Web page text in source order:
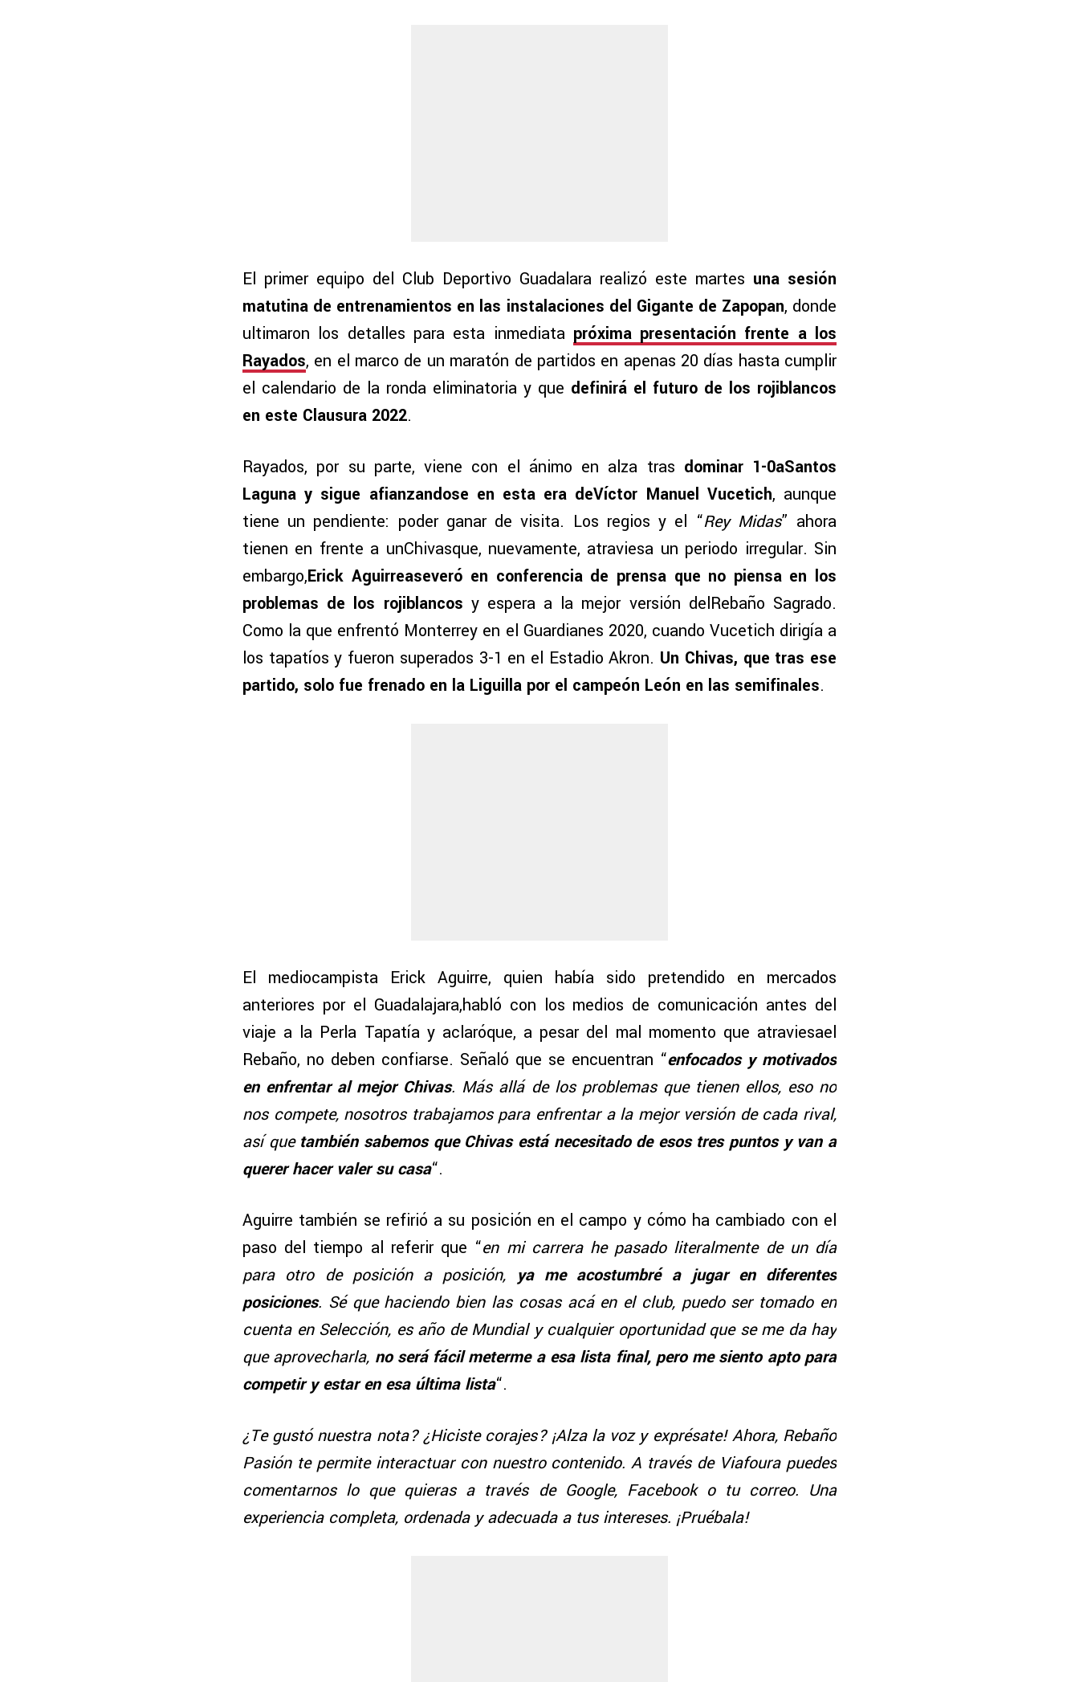
El primer equipo del Club Deportivo Guadalara realizó este martes una sesión
matutina de entrenamientos en las instalaciones del Gigante de Zapopan, donde
ultimaron los detalles para esta inmediata próxima presentación frente a los
Rayados, en el marco de un maratón de partidos en apenas 20 días hasta cumplir
el calendario de la ronda eliminatoria y que definirá el futuro de los rojiblancos
en este Clausura 2022.
Rayados, por su parte, viene con el ánimo en alza tras dominar 1-0aSantos
Laguna y sigue afianzandose en esta era deVíctor Manuel Vucetich, aunque
tiene un pendiente: poder ganar de visita. Los regios y el “Rey Midas” ahora
tienen en frente a unChivasque, nuevamente, atraviesa un periodo irregular. Sin
embargo,Erick Aguirreaseveró en conferencia de prensa que no piensa en los
problemas de los rojiblancos y espera a la mejor versión delRebaño Sagrado.
Como la que enfrentó Monterrey en el Guardianes 2020, cuando Vucetich dirigía a
los tapatíos y fueron superados 3-1 en el Estadio Akron. Un Chivas, que tras ese
partido, solo fue frenado en la Liguilla por el campeón León en las semifinales.
El mediocampista Erick Aguirre, quien había sido pretendido en mercados
anteriores por el Guadalajara,habló con los medios de comunicación antes del
viaje a la Perla Tapatía y aclaróque, a pesar del mal momento que atraviesael
Rebaño, no deben confiarse. Señaló que se encuentran “enfocados y motivados
en enfrentar al mejor Chivas. Más allá de los problemas que tienen ellos, eso no
nos compete, nosotros trabajamos para enfrentar a la mejor versión de cada rival,
así que también sabemos que Chivas está necesitado de esos tres puntos y van a
querer hacer valer su casa“.
Aguirre también se refirió a su posición en el campo y cómo ha cambiado con el
paso del tiempo al referir que “en mi carrera he pasado literalmente de un día
para otro de posición a posición, ya me acostumbré a jugar en diferentes
posiciones. Sé que haciendo bien las cosas acá en el club, puedo ser tomado en
cuenta en Selección, es año de Mundial y cualquier oportunidad que se me da hay
que aprovecharla, no será fácil meterme a esa lista final, pero me siento apto para
competir y estar en esa última lista“.
¿Te gustó nuestra nota? ¿Hiciste corajes? ¡Alza la voz y exprésate! Ahora, Rebaño
Pasión te permite interactuar con nuestro contenido. A través de Viafoura puedes
comentarnos lo que quieras a través de Google, Facebook o tu correo. Una
experiencia completa, ordenada y adecuada a tus intereses. ¡Pruébala!